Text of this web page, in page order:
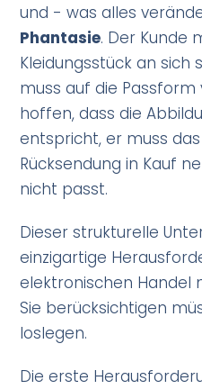
und - was alles
Phantasie. Der Kunde
Kleidungsstück an sich
muss auf die
hoffen, dass die
entspricht, er muss das
Rücksendung in Kauf
nicht passt.
Dieser strukturelle
einzigartige
elektronischen Handel
Sie berücksichtigen
loslegen.
Die erste